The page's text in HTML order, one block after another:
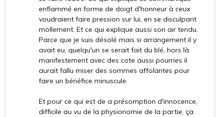
enflammé en forme de doigt d'honneur à ceux
voudraient faire pression sur lui, en se disculpant
mollement. Et ce qui explique aussi son air tendu.
Parce que je suis désolé mais si arrangement il y
avait eu, quelqu'un se serait fait du blé, hors là
manifestement avec des cote aussi pourries il
aurait fallu miser des sommes affolantes pour
faire un bénéfice minuscule.
Et pour ce qui est de a présomption d'innocence,
difficile au vu de la physionomie de la partie, ça